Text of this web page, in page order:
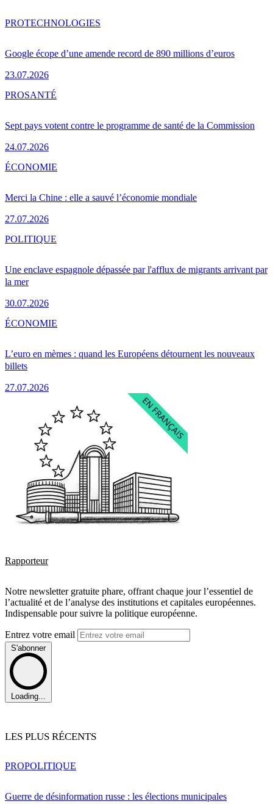
Google écope d’une amende record de 890 millions d’euros
23.07.2026
PROTECHNOLOGIES
Sept pays votent contre le programme de santé de la Commission
24.07.2026
PROSANTÉ
Merci la Chine : elle a sauvé l’économie mondiale
27.07.2026
ÉCONOMIE
Une enclave espagnole dépassée par l'afflux de migrants arrivant par
la mer
30.07.2026
POLITIQUE
L’euro en mèmes : quand les Européens détournent les nouveaux
billets
27.07.2026
ÉCONOMIE
Rapporteur
Notre newsletter gratuite phare, offrant chaque jour l’essentiel de
l’actualité et de l’analyse des institutions et capitales européennes.
Indispensable pour suivre la politique européenne.
Entrez votre email
S'abonner
Loading...
LES PLUS RÉCENTS
Guerre de désinformation russe : les élections municipales
PROPOLITIQUE